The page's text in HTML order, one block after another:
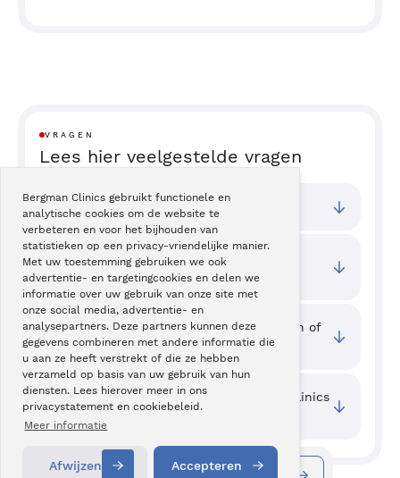
Bergman Clinics gebruikt functionele en
analytische cookies om de website te
verbeteren en voor het bijhouden van
statistieken op een privacy-vriendelijke manier.
Met uw toestemming gebruiken we ook
advertentie- en targetingcookies en delen we
informatie over uw gebruik van onze site met
onze social media, advertentie- en
analysepartners. Deze partners kunnen deze
gegevens combineren met andere informatie die
u aan ze heeft verstrekt of die ze hebben
verzameld op basis van uw gebruik van hun
diensten. Lees hierover meer in ons
privacystatement en cookiebeleid.
Meer informatie
Afwijzen Accepteren
VRAGEN
Lees hier veelgestelde vragen
Bij welke vestigingen kan ik terecht?
Wat zijn de toegangstijden van deze
behandeling?
Waar kan ik ervaringen van cliënten zien of
mijn ervaring delen?
Welke kwaliteit wordt er bij Bergman Clinics
geboden?